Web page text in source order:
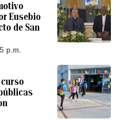
Eusebio
de San
p.m.